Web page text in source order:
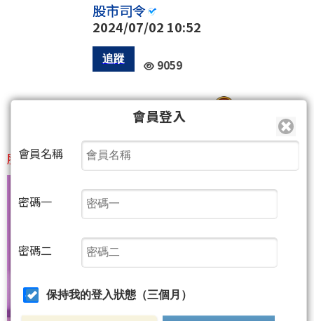
股市司令
2024/07/02 10:52
9059
33 人
股票持有第50天、加碼5天。
會員登入
會員名稱
密碼一
密碼二
保持我的登入狀態（三個月）